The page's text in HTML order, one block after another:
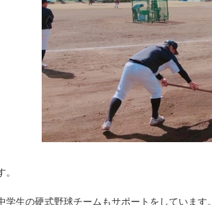
学生の硬式野球チームもサポートをしています。